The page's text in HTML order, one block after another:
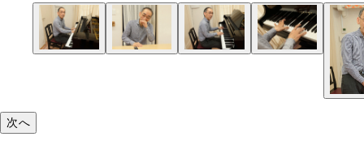
音楽活動以外にも多方面で活躍中の新垣さん。Ｃ
星野源さん、新垣結衣さんへのお祝いソングを即
次へ